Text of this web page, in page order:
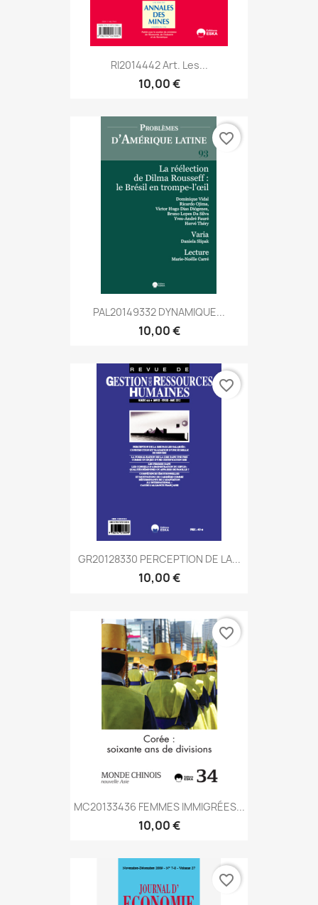
RI2014442 Art. Les...
10,00 €
PAL20149332 DYNAMIQUE...
10,00 €
favorite_border
GR20128330 PERCEPTION DE LA...
10,00 €
favorite_border
MC20133436 FEMMES IMMIGRÉES...
10,00 €
favorite_border
favorite_border